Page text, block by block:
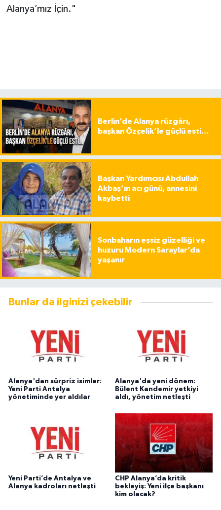
Alanya’mız İçin."
Berlin’de Alanya rüzgârı,
başkan Özçelik’le güçlü esti…
Başkan Yardımcısı Abdullah
Akbaş’ın acı günü, annesini
kaybetti
Sonbaharın eşsiz güzelliği ve
huzuru Modern Saraylar’da
yaşanır
Bunlar da ilginizi çekebilir
Alanya'dan sürpriz isimler:
Yeni Parti Antalya
yönetiminde yer aldılar
Alanya'da yeni dönem:
Bülent Kandemir yetkiyi
aldı, yönetim netleşti
Yeni Parti’de Antalya ve
Alanya kadroları netleşti
CHP Alanya’da kritik
bekleyiş: Yeni ilçe başkanı
kim olacak?